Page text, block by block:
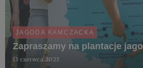
JAGODA KAMCZACKA
Zapraszamy na plantacje
13 czerwca 2023